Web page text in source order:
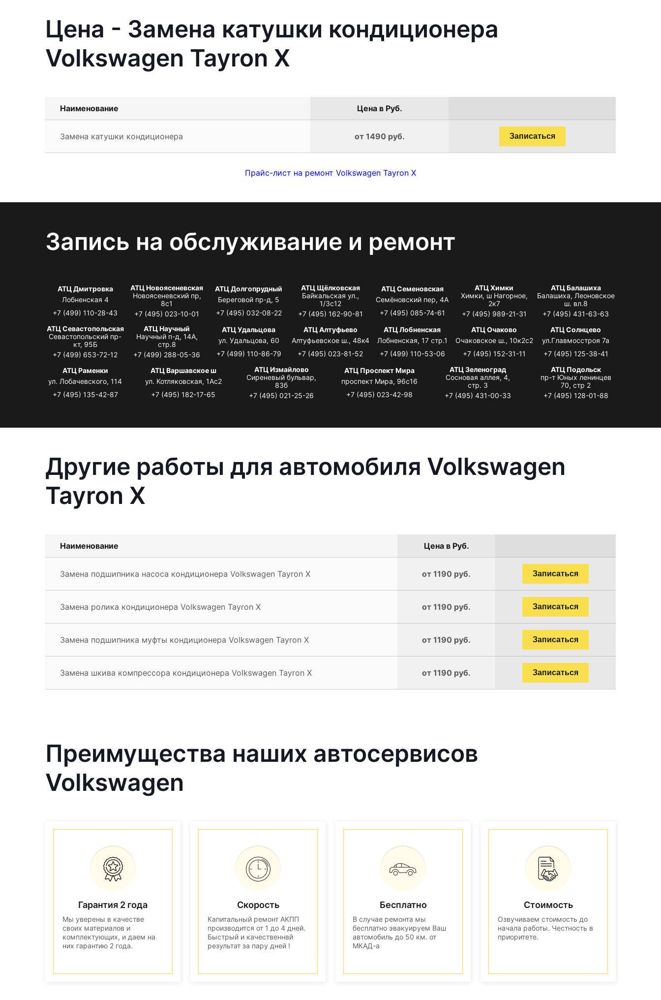
Цена - Замена катушки кондиционера
Volkswagen Tayron X
Наименование Цена в Руб.
Замена катушки кондиционера от 1490 руб. Записаться
Прайс-лист на ремонт Volkswagen Tayron X
Запись на обслуживание и ремонт
АТЦ Дмитровка
Лобненская 4
+7 (499) 110-28-43
АТЦ Новоясеневская
Новоясеневский пр,
8с1
+7 (495) 023-10-01
АТЦ Долгопрудный
Береговой пр-д, 5
+7 (495) 032-08-22
АТЦ Щёлковская
Байкальская ул.,
1/3с12
+7 (495) 162-90-81
АТЦ Семеновская
Семёновский пер, 4А
+7 (495) 085-74-61
АТЦ Химки
Химки, ш Нагорное,
2к7
+7 (495) 989-21-31
АТЦ Балашиха
Балашиха, Леоновское
ш. вл.8
+7 (495) 431-63-63
АТЦ Севастопольская
Севастопольский пр-
кт, 95Б
+7 (499) 653-72-12
АТЦ Научный
Научный п-д, 14А,
стр.8
+7 (499) 288-05-36
АТЦ Удальцова
ул. Удальцова, 60
+7 (499) 110-86-79
АТЦ Алтуфьево
Алтуфьевское ш., 48к4
+7 (495) 023-81-52
АТЦ Лобненская
Лобненская, 17 стр.1
+7 (499) 110-53-06
АТЦ Очаково
Очаковское ш., 10к2с2
+7 (495) 152-31-11
АТЦ Солнцево
ул.Главмосстроя 7а
+7 (495) 125-38-41
АТЦ Раменки
ул. Лобачевского, 114
+7 (495) 135-42-87
АТЦ Варшавское ш
ул. Котляковская, 1Ас2
+7 (495) 182-17-65
АТЦ Измайлово
Сиреневый бульвар,
83б
+7 (495) 021-25-26
АТЦ Проспект Мира
проспект Мира, 96с16
+7 (495) 023-42-98
АТЦ Зеленоград
Сосновая аллея, 4,
стр. 3
+7 (495) 431-00-33
АТЦ Подольск
пр-т Юных ленинцев
70, стр 2
+7 (495) 128-01-88
Другие работы для автомобиля Volkswagen
Tayron X
Наименование Цена в Руб.
Замена подшипника насоса кондиционера Volkswagen Tayron X от 1190 руб. Записаться
Замена ролика кондиционера Volkswagen Tayron X от 1190 руб. Записаться
Замена подшипника муфты кондиционера Volkswagen Tayron X от 1190 руб. Записаться
Замена шкива компрессора кондиционера Volkswagen Tayron X от 1190 руб. Записаться
Преимущества наших автосервисов
Volkswagen
Гарантия 2 года
Мы уверены в качестве
своих материалов и
комплектующих, и даем на
них гарантию 2 года.
Скорость
Капитальный ремонт АКПП
производится от 1 до 4 дней.
Быстрый и качественнвй
результат за пару дней !
Бесплатно
В случае ремонта мы
бесплатно эвакуируем Ваш
автомобиль до 50 км. от
МКАД-а
Стоимость
Озвучиваем стоимость до
начала работы. Честность в
приоритете.